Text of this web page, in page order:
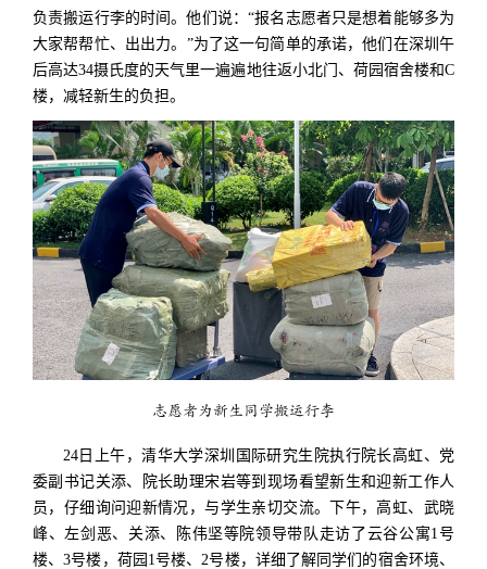
负责搬运行李的时间。他们说：“报名志愿者只是想着能够多为
大家帮帮忙、出出力。 ”为了这一句简单的承诺，他们在深圳午
后高达34摄氏度的天气里一遍遍地往返小北门、荷园宿舍楼和C
楼，减轻新生的负担。
志愿者为新生同学搬运行李
24日上午，清华大学深圳国际研究生院执行院长高虹、党
委副书记关添、院长助理宋岩等到现场看望新生和迎新工作人
员，仔细询问迎新情况，与学生亲切交流。下午，高虹、武晓
峰、左剑恶、关添、陈伟坚等院领导带队走访了云谷公寓1号
楼、3号楼，荷园1号楼、2号楼，详细了解同学们的宿舍环境、